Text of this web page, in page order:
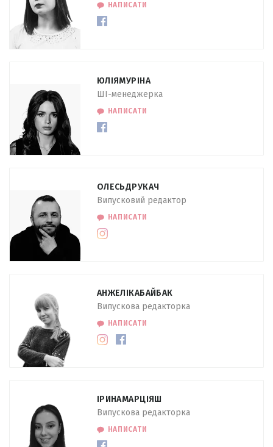
НАПИСАТИ
ЮЛІЯМУРІНА
ШІ-менеджерка
НАПИСАТИ
ОЛЕСЬДРУКАЧ
Випусковий редактор
НАПИСАТИ
АНЖЕЛІКАБАЙБАК
Випускова редакторка
НАПИСАТИ
ІРИНАМАРЦІЯШ
Випускова редакторка
НАПИСАТИ